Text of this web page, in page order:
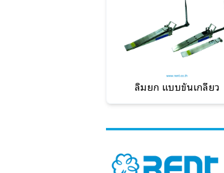
ลิ่มยก แบบขันเกลียว